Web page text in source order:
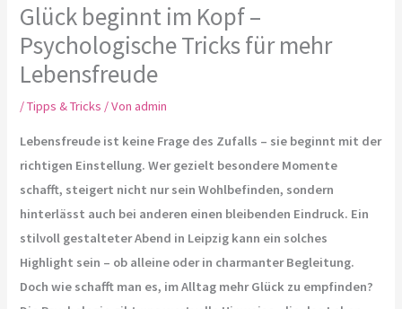
Glück beginnt im Kopf –
Psychologische Tricks für mehr
Lebensfreude
/Tipps & Tricks / Vonadmin
Lebensfreude ist keine Frage des Zufalls – sie beginnt mit der
richtigen Einstellung. Wer gezielt besondere Momente
schafft, steigert nicht nur sein Wohlbefinden, sondern
hinterlässt auch bei anderen einen bleibenden Eindruck. Ein
stilvoll gestalteter Abend in Leipzig kann ein solches
Highlight sein – ob alleine oder in charmanter Begleitung.
Doch wie schafft man es, im Alltag mehr Glück zu empfinden?